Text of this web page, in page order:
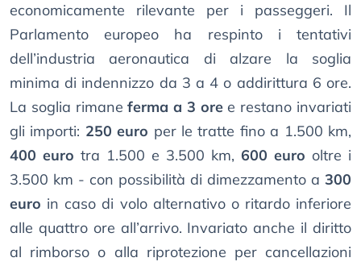
economicamente rilevante per i passeggeri. Il
Parlamento europeo ha respinto i tentativi
dell’industria aeronautica di alzare la soglia
minima di indennizzo da 3 a 4 o addirittura 6 ore.
La soglia rimaneferma a 3 oree restano invariati
gli importi: 250 euro per le tratte fino a 1.500 km,
400 euro tra 1.500 e 3.500 km, 600 euro oltre i
3.500 km - con possibilità di dimezzamento a 300
euro in caso di volo alternativo o ritardo inferiore
alle quattro ore all’arrivo. Invariato anche il diritto
al rimborso o alla riprotezione per cancellazioni